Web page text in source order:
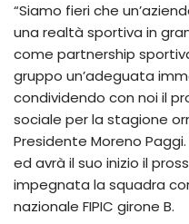
“Siamo fieri che
una realtà sportiva in
come partnership
gruppo un’adeguata
condividendo con noi il
sociale per la stagione
Presidente Moreno
ed avrà il suo inizio il
impegnata la squadra
nazionale FIPIC girone B.